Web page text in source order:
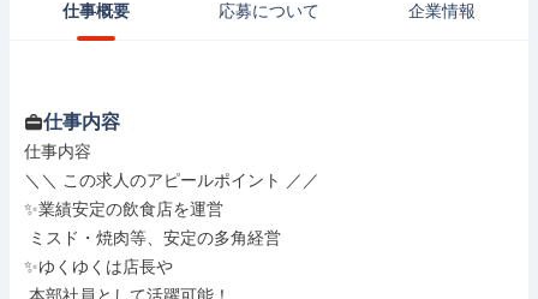
仕事概要 応募について 企業情報
仕事内容
仕事内容
＼＼ この求人のアピールポイント ／／
✨業績安定の飲食店を運営
✨ゆくゆくは店長や